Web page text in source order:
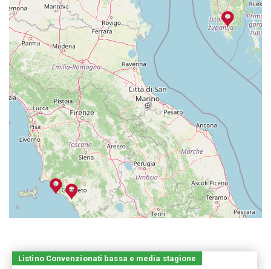
Listino Convenzionati bassa e media stagione